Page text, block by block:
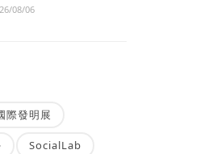
08/06
際發明展
SocialLab